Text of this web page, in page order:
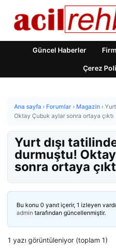
Güncel Haberler
Çerez
Ana sayfa › Forumlar › Magazin ›
Oktay Çubuk aylar sonra ortaya çıktı
Yurt dışı
durmuştu!
sonra ortaya
Bu konu 0 yanıt içerir, 1 izleyen
admin tarafından güncellenmiştir.
1 yazı görüntüleniyor (toplam 1)